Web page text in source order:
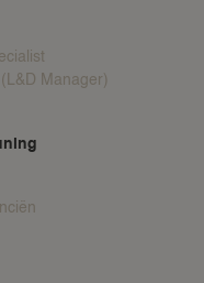
Manager)